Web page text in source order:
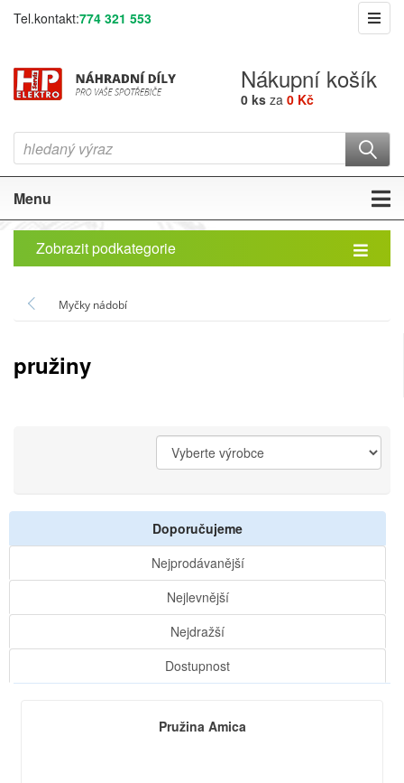
Tel.kontakt:774 321 553
Nákupní košík
0 ks za 0 Kč
Menu
Zobrazit podkategorie
Myčky nádobí
pružiny
Doporučujeme
Nejprodávanější
Nejlevnější
Nejdražší
Dostupnost
Pružina Amica